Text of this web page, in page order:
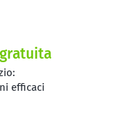
efficaci